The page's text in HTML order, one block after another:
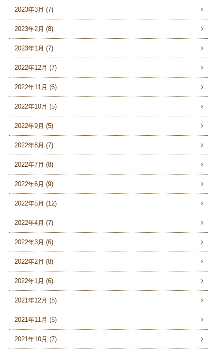
2023年3月 (7)
2023年2月 (8)
2023年1月 (7)
2022年12月 (7)
2022年11月 (6)
2022年10月 (5)
2022年9月 (5)
2022年8月 (7)
2022年7月 (8)
2022年6月 (9)
2022年5月 (12)
2022年4月 (7)
2022年3月 (6)
2022年2月 (8)
2022年1月 (6)
2021年12月 (8)
2021年11月 (5)
2021年10月 (7)